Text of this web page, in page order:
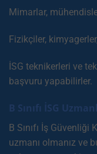
Mimarlar,
Fizikçiler,
İSG teknikerleri ve
başvuru yapabilirler.
B Sınıfı İSG
B Sınıfı İş Güvenliği
uzmanı olmanız ve